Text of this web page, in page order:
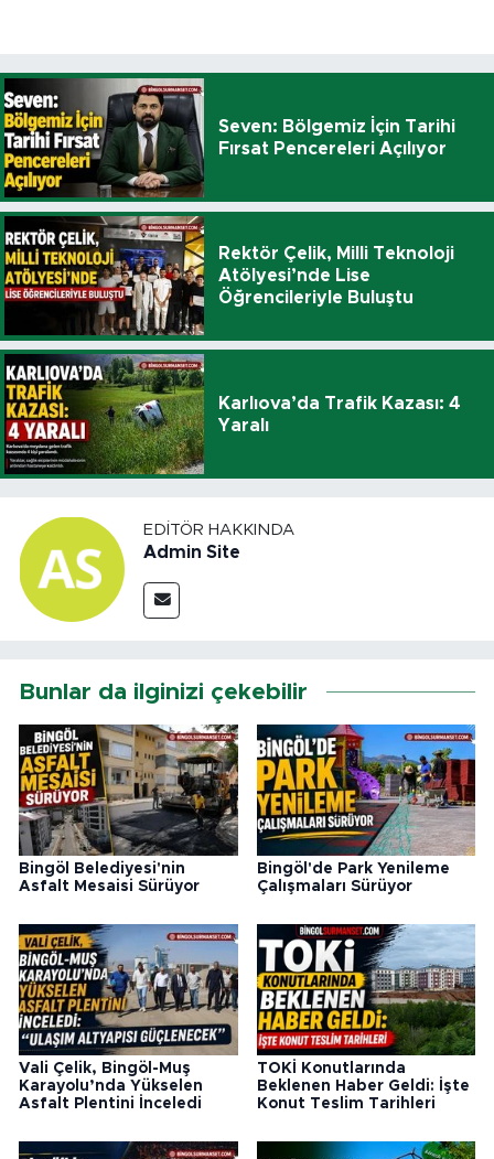
Seven: Bölgemiz İçin Tarihi
Fırsat Pencereleri Açılıyor
Rektör Çelik, Milli Teknoloji
Atölyesi’nde Lise
Öğrencileriyle Buluştu
Karlıova’da Trafik Kazası: 4
Yaralı
EDITÖR HAKKINDA
Admin Site
Bunlar da ilginizi çekebilir
Bingöl Belediyesi'nin
Asfalt Mesaisi Sürüyor
Bingöl'de Park Yenileme
Çalışmaları Sürüyor
Vali Çelik, Bingöl-Muş
Karayolu’nda Yükselen
Asfalt Plentini İnceledi
TOKİ Konutlarında
Beklenen Haber Geldi: İşte
Konut Teslim Tarihleri